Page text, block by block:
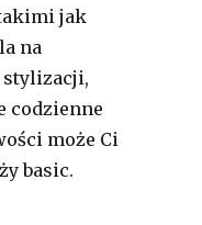
jak
na
codzienne
może Ci
basic.